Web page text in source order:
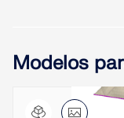
Modelos